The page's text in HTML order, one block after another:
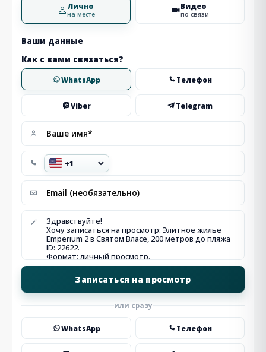
Лично
на месте
Видео
по связи
Ваши данные
Как с вами связаться?
WhatsApp Телефон
Viber Telegram
или сразу
WhatsApp Телефон